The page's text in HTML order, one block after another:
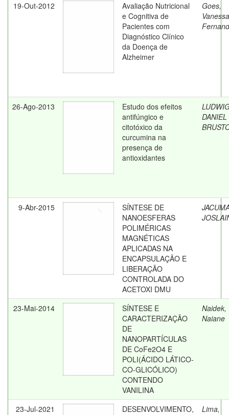
19-Out-2012
Avaliação Nutricional
e Cognitiva de
Pacientes com
Diagnóstico Clínico
da Doença de
Alzheimer
Goes,
Vanessa
26-Ago-2013
Estudo dos efeitos
antifúngico e
citotóxico da
curcumina na
presença de
antioxidantes
DANIEL
9-Abr-2015
SÍNTESE DE
NANOESFERAS
POLIMÉRICAS
MAGNÉTICAS
APLICADAS NA
ENCAPSULAÇÃO E
LIBERAÇÃO
CONTROLADA DO
ACETOXI DMU
23-Mai-2014
SÍNTESE E
CARACTERIZAÇÃO
DE
NANOPARTÍCULAS
DE CoFe2O4 E
POLI(ÁCIDO LÁTICO-
CO-GLICÓLICO)
CONTENDO
VANILINA
Naidek,
Naiane
23-Jul-2021
DESENVOLVIMENTO,
Lima,